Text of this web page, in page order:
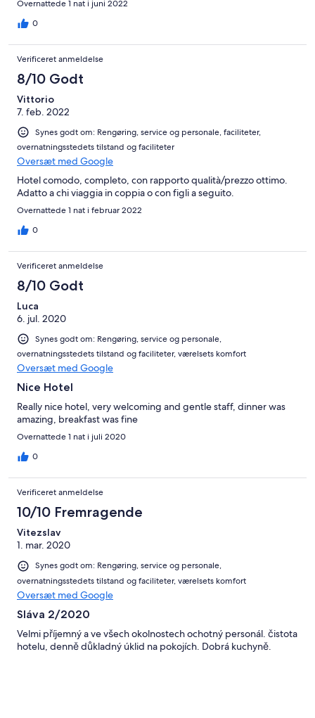
Overnattede 1 nat i juni 2022
0
Verificeret anmeldelse
8/10 Godt
Vittorio
7. feb. 2022
Synes godt om: Rengøring, service og personale, faciliteter,
overnatningsstedets tilstand og faciliteter
Oversæt med Google
Hotel comodo, completo, con rapporto qualità/prezzo ottimo.
Adatto a chi viaggia in coppia o con figli a seguito.
Overnattede 1 nat i februar 2022
0
Verificeret anmeldelse
8/10 Godt
Luca
6. jul. 2020
Synes godt om: Rengøring, service og personale,
overnatningsstedets tilstand og faciliteter, værelsets komfort
Oversæt med Google
Nice Hotel
Really nice hotel, very welcoming and gentle staff, dinner was
amazing, breakfast was fine
Overnattede 1 nat i juli 2020
0
Verificeret anmeldelse
10/10 Fremragende
Vitezslav
1. mar. 2020
Synes godt om: Rengøring, service og personale,
overnatningsstedets tilstand og faciliteter, værelsets komfort
Oversæt med Google
Sláva 2/2020
Velmi příjemný a ve všech okolnostech ochotný personál. čistota
hotelu, denně důkladný úklid na pokojích. Dobrá kuchyně.